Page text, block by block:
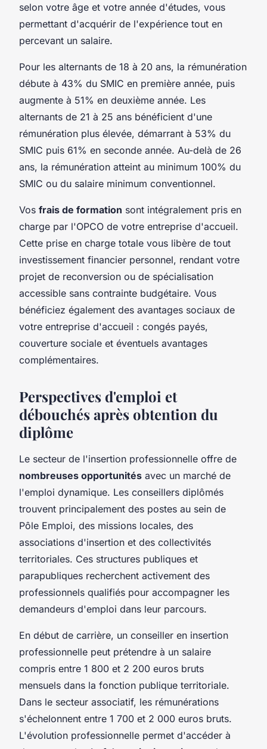
selon votre âge et votre année d'études, vous
permettant d'acquérir de l'expérience tout en
percevant un salaire.
Pour les alternants de 18 à 20 ans, la rémunération
débute à 43% du SMIC en première année, puis
augmente à 51% en deuxième année. Les
alternants de 21 à 25 ans bénéficient d'une
rémunération plus élevée, démarrant à 53% du
SMIC puis 61% en seconde année. Au-delà de 26
ans, la rémunération atteint au minimum 100% du
SMIC ou du salaire minimum conventionnel.
Vos frais de formation sont intégralement pris en
charge par l'OPCO de votre entreprise d'accueil.
Cette prise en charge totale vous libère de tout
investissement financier personnel, rendant votre
projet de reconversion ou de spécialisation
accessible sans contrainte budgétaire. Vous
bénéficiez également des avantages sociaux de
votre entreprise d'accueil : congés payés,
couverture sociale et éventuels avantages
complémentaires.
Perspectives d'emploi et
débouchés après obtention du
diplôme
Le secteur de l'insertion professionnelle offre de
nombreuses opportunités avec un marché de
l'emploi dynamique. Les conseillers diplômés
trouvent principalement des postes au sein de
Pôle Emploi, des missions locales, des
associations d'insertion et des collectivités
territoriales. Ces structures publiques et
parapubliques recherchent activement des
professionnels qualifiés pour accompagner les
demandeurs d'emploi dans leur parcours.
En début de carrière, un conseiller en insertion
professionnelle peut prétendre à un salaire
compris entre 1 800 et 2 200 euros bruts
mensuels dans la fonction publique territoriale.
Dans le secteur associatif, les rémunérations
s'échelonnent entre 1 700 et 2 000 euros bruts.
L'évolution professionnelle permet d'accéder à